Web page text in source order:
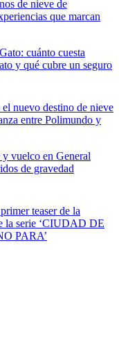
de nieve de
que marcan
cuánto cuesta
y qué cubre un seguro
nuevo destino de nieve
entre Polimundo y
vuelco en General
de gravedad
teaser de la
la serie ‘CIUDAD DE
PARA’